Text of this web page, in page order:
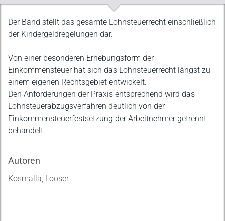
Beschreibung
Der Band stellt das gesamte Lohnsteuerrecht einschließlich
der Kindergeldregelungen dar.
Von einer besonderen Erhebungsform der
Einkommensteuer hat sich das Lohnsteuerrecht längst zu
einem eigenen Rechtsgebiet entwickelt.
Den Anforderungen der Praxis entsprechend wird das
Lohnsteuerabzugsverfahren deutlich von der
Einkommensteuerfestsetzung der Arbeitnehmer getrennt
behandelt.
Autoren
Kosmalla, Looser